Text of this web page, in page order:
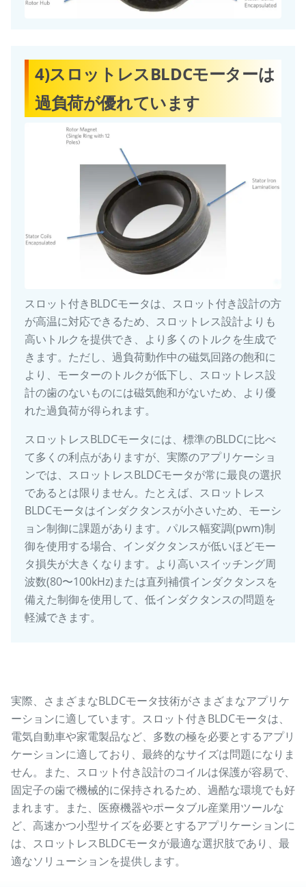
4)スロットレスBLDCモーターは
過負荷が優れています
スロット付きBLDCモータは、スロット付き設計の方
が高温に対応できるため、スロットレス設計よりも
高いトルクを提供でき、より多くのトルクを生成で
きます。ただし、過負荷動作中の磁気回路の飽和に
より、モーターのトルクが低下し、スロットレス設
計の歯のないものには磁気飽和がないため、より優
れた過負荷が得られます。
スロットレスBLDCモータには、標準のBLDCに比べ
て多くの利点がありますが、実際のアプリケーショ
ンでは、スロットレスBLDCモータが常に最良の選択
であるとは限りません。たとえば、スロットレス
BLDCモータはインダクタンスが小さいため、モーシ
ョン制御に課題があります。パルス幅変調(pwm)制
御を使用する場合、インダクタンスが低いほどモー
タ損失が大きくなります。より高いスイッチング周
波数(80〜100kHz)または直列補償インダクタンスを
備えた制御を使用して、低インダクタンスの問題を
軽減できます。
実際、さまざまなBLDCモータ技術がさまざまなアプリケ
ーションに適しています。スロット付きBLDCモータは、
電気自動車や家電製品など、多数の極を必要とするアプリ
ケーションに適しており、最終的なサイズは問題になりま
せん。また、スロット付き設計のコイルは保護が容易で、
固定子の歯で機械的に保持されるため、過酷な環境でも好
まれます。また、医療機器やポータブル産業用ツールな
ど、高速かつ小型サイズを必要とするアプリケーションに
は、スロットレスBLDCモータが最適な選択肢であり、最
適なソリューションを提供します。